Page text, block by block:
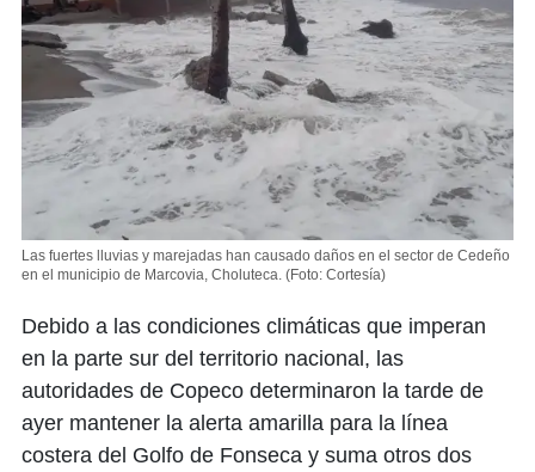
Las fuertes lluvias y marejadas han causado daños en el sector de Cedeño
en el municipio de Marcovia, Choluteca. (Foto: Cortesía)
Debido a las condiciones climáticas que imperan
en la parte sur del territorio nacional, las
autoridades de Copeco determinaron la tarde de
ayer mantener la alerta amarilla para la línea
costera del Golfo de Fonseca y suma otros dos